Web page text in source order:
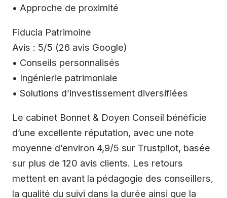
• Approche de proximité
Fiducia Patrimoine
Avis : 5/5 (26 avis Google)
• Conseils personnalisés
• Ingénierie patrimoniale
• Solutions d’investissement diversifiées
Le cabinet Bonnet & Doyen Conseil bénéficie
d’une excellente réputation, avec une note
moyenne d’environ 4,9/5 sur Trustpilot, basée
sur plus de 120 avis clients. Les retours
mettent en avant la pédagogie des conseillers,
la qualité du suivi dans la durée ainsi que la